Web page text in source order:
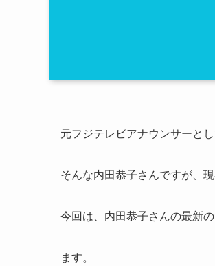
元フジテレビアナウンサーと
そんな内田恭子さんですが、
今回は、内田恭子さんの最新
ます。